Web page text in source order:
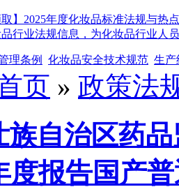
取】2025年度化妆品标准法规与热
行业法规信息，为化妆品行业人
理条例 化妆品安全技术规范 生产
页 » 政策法
族自治区药
度报告国产